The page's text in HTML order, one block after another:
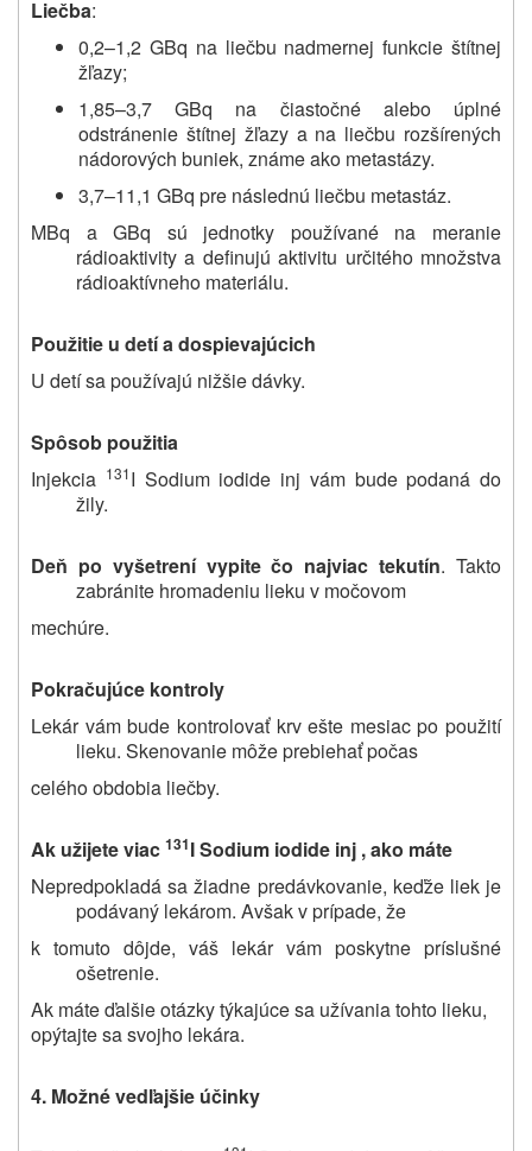
Liečba:
0,2–1,2 GBq na liečbu nadmernej funkcie štítnej
žľazy;
1,85–3,7 GBq na čiastočné alebo úplné
odstránenie štítnej žľazy a na liečbu rozšírených
nádorových buniek, známe ako metastázy.
3,7–11,1 GBq pre následnú liečbu metastáz.
MBq a GBq sú jednotky používané na meranie
rádioaktivity a definujú aktivitu určitého množstva
rádioaktívneho materiálu.
Použitie u detí a dospievajúcich
U detí sa používajú nižšie dávky.
Spôsob použitia
Injekcia 131I Sodium iodide inj vám bude podaná do
žily.
Deň po vyšetrení vypite čo najviac tekutín. Takto
zabránite hromadeniu lieku v močovom
mechúre.
Pokračujúce kontroly
Lekár vám bude kontrolovať krv ešte mesiac po použití
lieku. Skenovanie môže prebiehať počas
celého obdobia liečby.
Ak užijete viac 131I Sodium iodide inj , ako máte
Nepredpokladá sa žiadne predávkovanie, keďže liek je
podávaný lekárom. Avšak v prípade, že
k tomuto dôjde, váš lekár vám poskytne príslušné
ošetrenie.
Ak máte ďalšie otázky týkajúce sa užívania tohto lieku,
opýtajte sa svojho lekára.
4. Možné vedľajšie účinky